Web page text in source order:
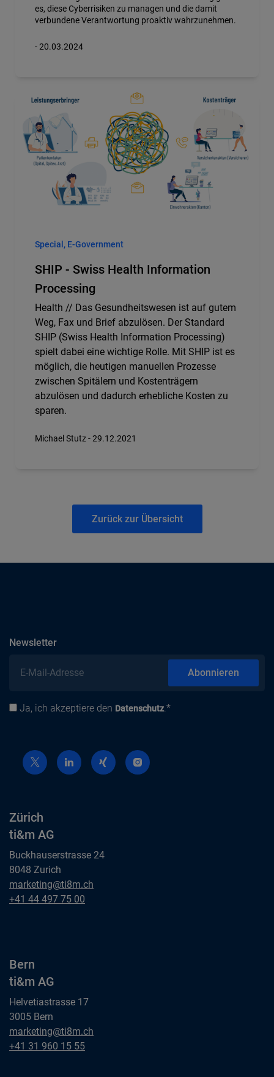
es, diese Cyberrisiken zu managen und die damit
verbundene Verantwortung proaktiv wahrzunehmen.
- 20.03.2024
Special, E-Government
SHIP - Swiss Health Information
Processing
Health // Das Gesundheitswesen ist auf gutem
Weg, Fax und Brief abzulösen. Der Standard
SHIP (Swiss Health Information Processing)
spielt dabei eine wichtige Rolle. Mit SHIP ist es
möglich, die heutigen manuellen Prozesse
zwischen Spitälern und Kostenträgern
abzulösen und dadurch erhebliche Kosten zu
sparen.
Michael Stutz - 29.12.2021
Zurück zur Übersicht
Newsletterabonnieren
E-Mail-Adresse
Datenschutz
Ja, ich akzeptiere den Datenschutz.*
Abonnieren
Zürich
ti&m AG
Buckhauserstrasse 24
8048 Zurich
Zürich
ti&m AG
marketing@ti8m.ch
Zürich
+41 44 497 75 00
Bern
ti&m AG
Helvetiastrasse 17
3005 Bern
Bern
ti&m AG
marketing@ti8m.ch
Bern
+41 31 960 15 55